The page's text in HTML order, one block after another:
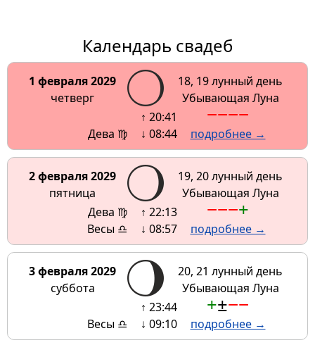
Календарь свадеб
1 февраля 2029
четверг
18, 19 лунный день
Убывающая Луна
Дева ♍
↑ 20:41
↓ 08:44
−−−−
подробнее →
2 февраля 2029
пятница
19, 20 лунный день
Убывающая Луна
Дева ♍
Весы ♎
↑ 22:13
↓ 08:57
−−−+
подробнее →
3 февраля 2029
суббота
20, 21 лунный день
Убывающая Луна
Весы ♎
↑ 23:44
↓ 09:10
+±−−
подробнее →